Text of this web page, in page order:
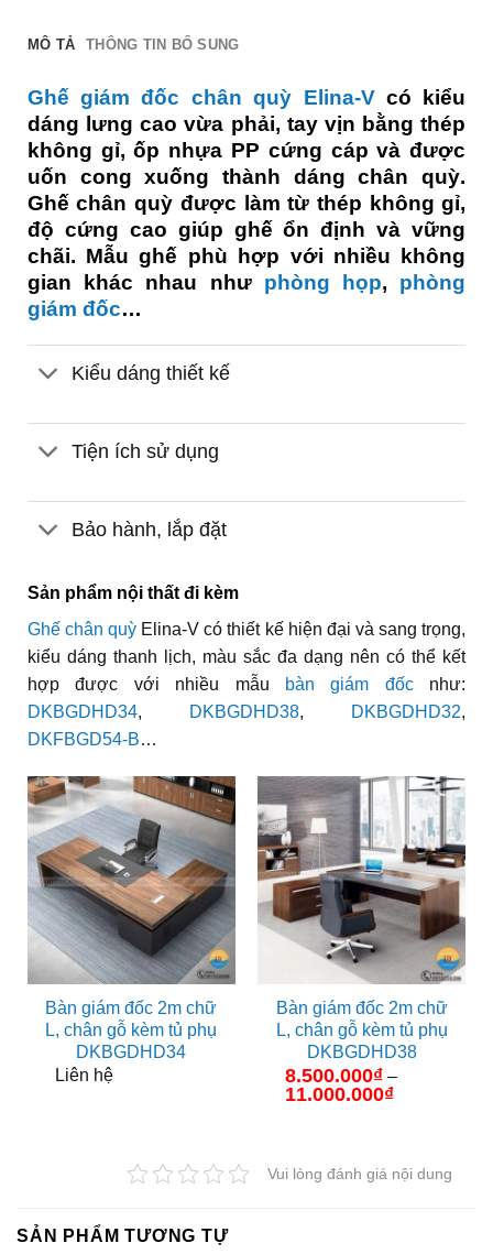
MÔ TẢ THÔNG TIN BỔ SUNG
Ghế giám đốc chân quỳ Elina-Vcó kiểu
dáng lưng cao vừa phải, tay vịn bằng thép
không gỉ, ốp nhựa PP cứng cáp và được
uốn cong xuống thành dáng chân quỳ.
Ghế chân quỳ được làm từ thép không gỉ,
độ cứng cao giúp ghế ổn định và vững
chãi. Mẫu ghế phù hợp với nhiều không
gian khác nhau như phòng họp, phòng
giám đốc…
Kiểu dáng thiết kế
Tiện ích sử dụng
Bảo hành, lắp đặt
Sản phẩm nội thất đi kèm
Ghế chân quỳ Elina-V có thiết kế hiện đại và sang trọng,
kiểu dáng thanh lịch, màu sắc đa dạng nên có thể kết
hợp được với nhiều mẫu
bàn giám đốcnhư:
DKBGDHD34, DKBGDHD38, DKBGDHD32,
DKFBGD54-B…
Bàn giám đốc 2m chữ
L, chân gỗ kèm tủ phụ
DKBGDHD34
Liên hệ
Bàn giám đốc 2m chữ
L, chân gỗ kèm tủ phụ
DKBGDHD38
8.500.000₫ –
11.000.000₫Khoảng
11.000.000₫
Vui lòng đánh giá nội dung
SẢN PHẨM TƯƠNG TỰ